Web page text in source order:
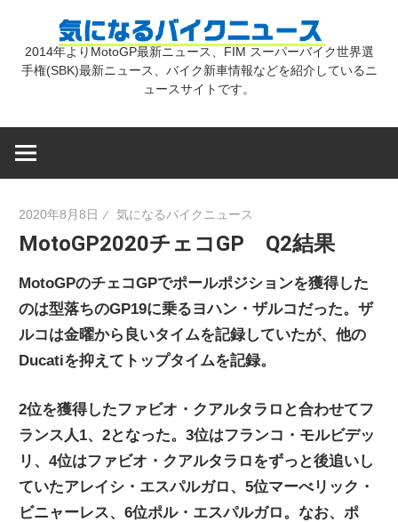
気
イ
ニ
ュ
2014年よりMotoGP最新ニュース、FIM スーパーバイク世界選
手権(SBK)最新ニュース、バイク新車情報などを紹介しているニ
ュースサイトです。
2020年8月8日 気になるバイクニュース
MotoGP2020チェコGP Q2結果
MotoGPのチェコGPでポールポジションを獲得した
のは型落ちのGP19に乗るヨハン・ザルコだった。ザ
ルコは金曜から良いタイムを記録していたが、他の
Ducatiを抑えてトップタイムを記録。
2位を獲得したファビオ・クアルタラロと合わせてフ
ランス人1、2となった。3位はフランコ・モルビデッ
リ、4位はファビオ・クアルタラロをずっと後追いし
ていたアレイシ・エスパルガロ、5位マーべリック・
ビニャーレス、6位ポル・エスパルガロ。なお、ポ